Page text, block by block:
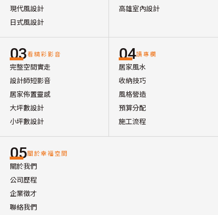
現代風設計
日式風設計
高雄室內設計
03看精彩影音
完整空間實走
設計師短影音
居家佈置靈感
大坪數設計
小坪數設計
04讀專欄
居家風水
收納技巧
風格營造
預算分配
施工流程
05關於幸福空間
關於我們
公司歷程
企業徵才
聯絡我們